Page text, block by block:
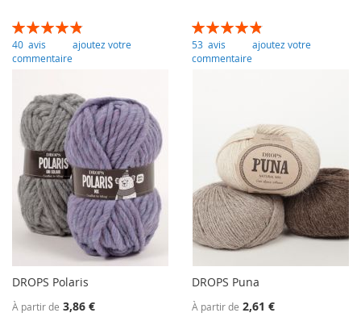
Évaluation:
98
% of100
40 avis
ajoutez votre
commentaire
Évaluation:
97
% of100
53 avis
ajoutez votre
commentaire
DROPS Polaris
À partir de 3,86 €
DROPS Puna
À partir de 2,61 €